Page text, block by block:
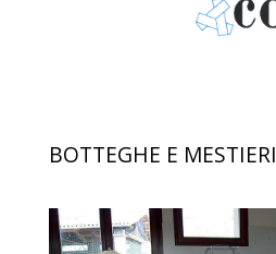
BOTTEGHE E MESTIERI